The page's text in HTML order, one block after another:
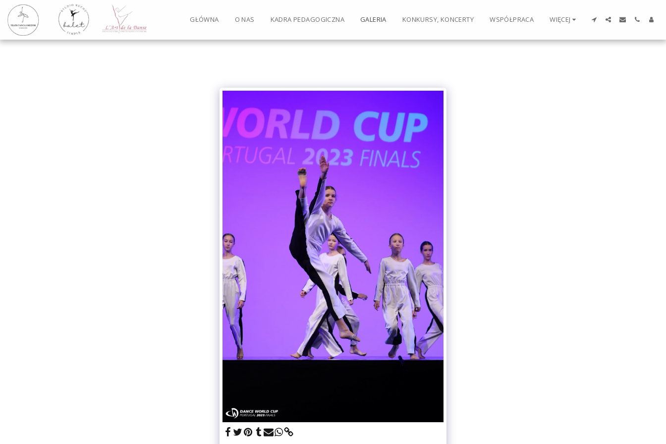
GŁÓWNA O NAS KADRA PEDAGOGICZNA GALERIA KONKURSY, KONCERTY WSPÓŁPRACA WIĘCEJ